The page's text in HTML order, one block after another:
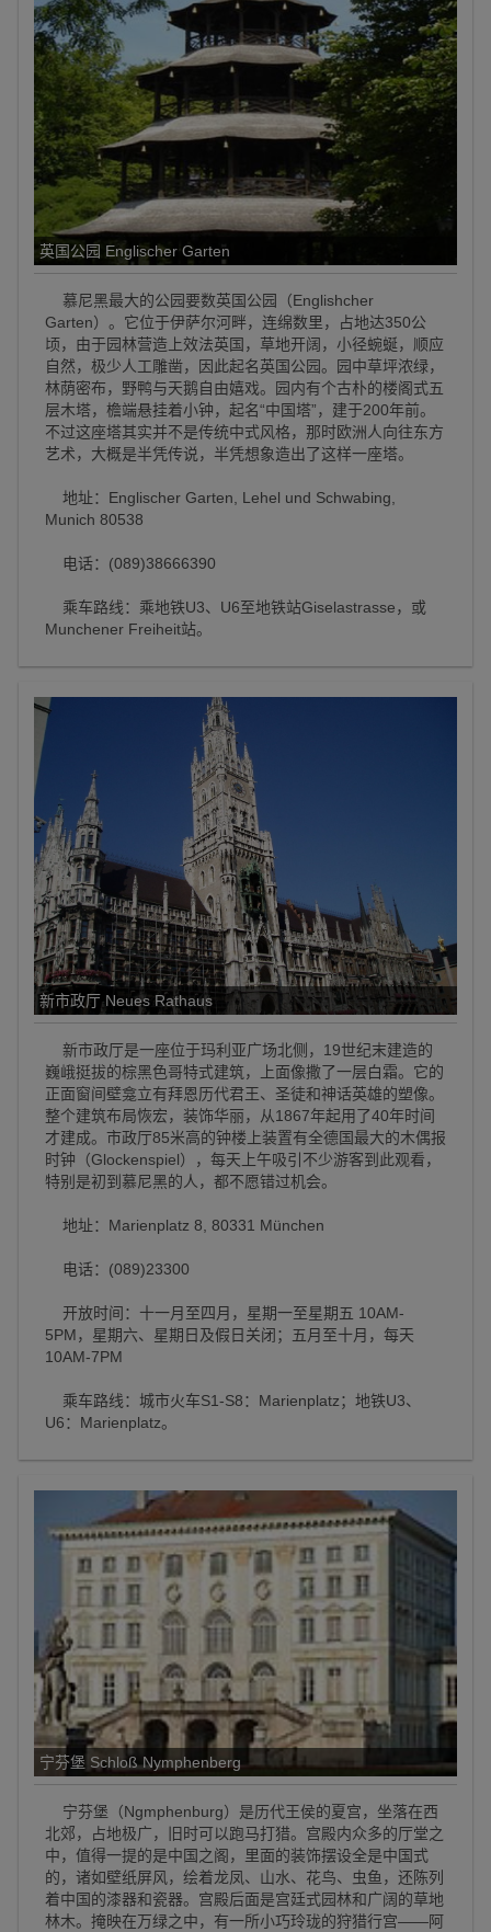
英国公园 Englischer Garten
慕尼黑最大的公园要数英国公园（Englishcher
Garten）。它位于伊萨尔河畔，连绵数里，占地达350公
顷，由于园林营造上效法英国，草地开阔，小径蜿蜒，顺应
自然，极少人工雕凿，因此起名英国公园。园中草坪浓绿，
林荫密布，野鸭与天鹅自由嬉戏。园内有个古朴的楼阁式五
层木塔，檐端悬挂着小钟，起名“中国塔”，建于200年前。
不过这座塔其实并不是传统中式风格，那时欧洲人向往东方
艺术，大概是半凭传说，半凭想象造出了这样一座塔。
地址：Englischer Garten, Lehel und Schwabing,
Munich 80538
电话：(089)38666390
乘车路线：乘地铁U3、U6至地铁站Giselastrasse，或
Munchener Freiheit站。
新市政厅 Neues Rathaus
新市政厅是一座位于玛利亚广场北侧，19世纪末建造的
巍峨挺拔的棕黑色哥特式建筑，上面像撒了一层白霜。它的
正面窗间壁龛立有拜恩历代君王、圣徒和神话英雄的塑像。
整个建筑布局恢宏，装饰华丽，从1867年起用了40年时间
才建成。市政厅85米高的钟楼上装置有全德国最大的木偶报
时钟（Glockenspiel），每天上午吸引不少游客到此观看，
特别是初到慕尼黑的人，都不愿错过机会。
地址：Marienplatz 8, 80331 München
电话：(089)23300
开放时间：十一月至四月，星期一至星期五 10AM-
5PM，星期六、星期日及假日关闭；五月至十月，每天
10AM-7PM
乘车路线：城市火车S1-S8：Marienplatz；地铁U3、
U6：Marienplatz。
宁芬堡 Schloß Nymphenberg
宁芬堡（Ngmphenburg）是历代王侯的夏宫，坐落在西
北郊，占地极广，旧时可以跑马打猎。宫殿内众多的厅堂之
中，值得一提的是中国之阁，里面的装饰摆设全是中国式
的，诸如壁纸屏风，绘着龙凤、山水、花鸟、虫鱼，还陈列
着中国的漆器和瓷器。宫殿后面是宫廷式园林和广阔的草地
林木。掩映在万绿之中，有一所小巧玲珑的狩猎行宫——阿